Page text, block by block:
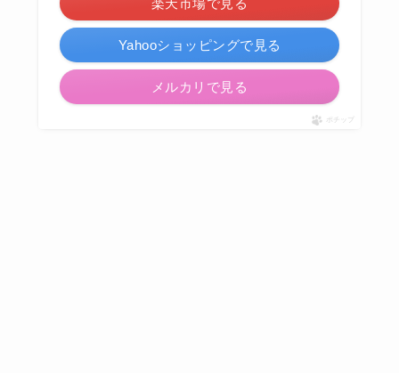
楽天市場で見る
Yahooショッピングで見る
メルカリで見る
ポチップ